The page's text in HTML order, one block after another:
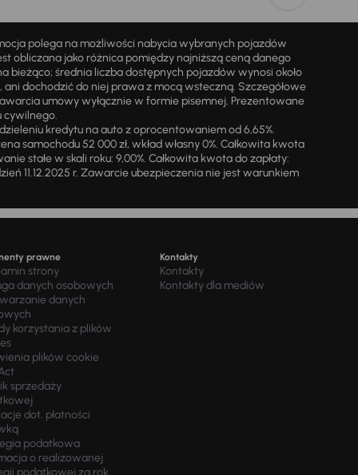
polega na możliwości nabycia wybranych pojazdów
obliczana jako różnica pomiędzy najniższą ceną danego
bieżąco; średnia liczba dostępnych pojazdów wynosi około
dochodzić do niej prawa z mocą wsteczną. Szczegółowe
umowy wyłącznie w formie pisemnej. Prezentowane
cywilnego.
kredytu na auto z oprocentowaniem od 6,65%.
samochodu 52 000 zł, wkład własny 0%. Całkowita kwota
stałe w skali roku: 9,00%. Całkowita kwota do zapłaty:
11.12.2025 r. Zawarcie ubezpieczenia nie jest warunkiem
prawne
strony
danych osobowych
danych
korzystania z plików
plików cookie
sprzedaży
dot. płatności
podatkowa
o realizowanej
podatkowej za rok
Kontakty
Kontakty
Kontakty dla mediów